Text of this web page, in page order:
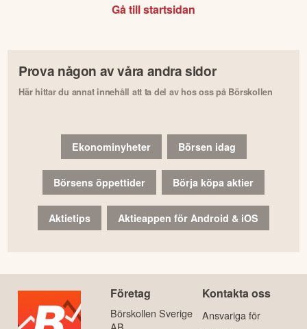
Gå till startsidan
Prova någon av våra andra sidor
Här hittar du annat innehåll att ta del av hos oss på Börskollen
Ekonominyheter Börsen idag
Börsens öppettider Börja köpa aktier
Aktietips Aktieappen för Android & iOS
Företag
Börskollen Sverige
Kontakta oss
Ansvariga för